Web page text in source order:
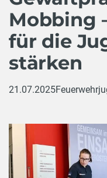
Mobbing
für die
stärken
21.07.2025